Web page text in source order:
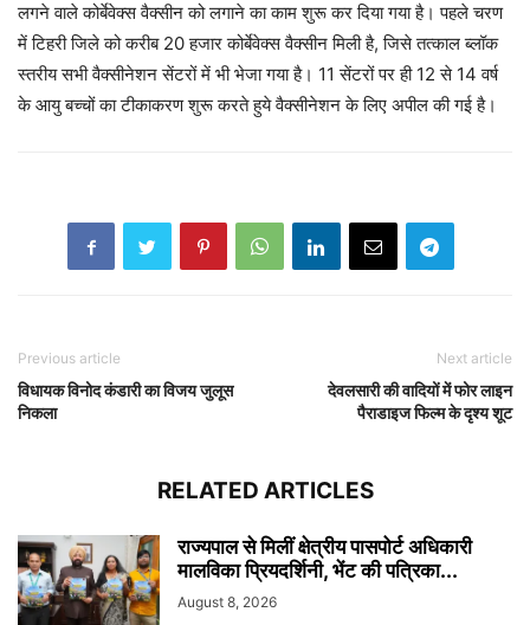
लगने वाले कोर्बेवेक्स वैक्सीन को लगाने का काम शुरू कर दिया गया है। पहले चरण
में टिहरी जिले को करीब 20 हजार कोर्बेवेक्स वैक्सीन मिली है, जिसे तत्काल ब्लॉक
स्तरीय सभी वैक्सीनेशन सेंटरों में भी भेजा गया है। 11 सेंटरों पर ही 12 से 14 वर्ष
के आयु बच्चों का टीकाकरण शुरू करते हुये वैक्सीनेशन के लिए अपील की गई है।
Previous article
विधायक विनोद कंडारी का विजय जुलूस
निकला
Next article
देवलसारी की वादियों में फोर लाइन
पैराडाइज फिल्म के दृश्य शूट
RELATED ARTICLES
राज्यपाल से मिलीं क्षेत्रीय पासपोर्ट अधिकारी
मालविका प्रियदर्शिनी, भेंट की पत्रिका...
August 8, 2026